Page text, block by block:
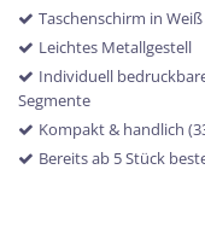
Taschenschirm in Weiß
Leichtes Metallgestell
Individuell
Segmente
Kompakt & handlich
Bereits ab 5 Stück